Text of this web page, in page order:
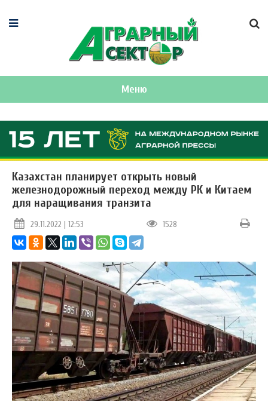
Меню
Казахстан планирует открыть новый
железнодорожный переход между РК и Китаем
для наращивания транзита
29.11.2022 | 12:53 1528